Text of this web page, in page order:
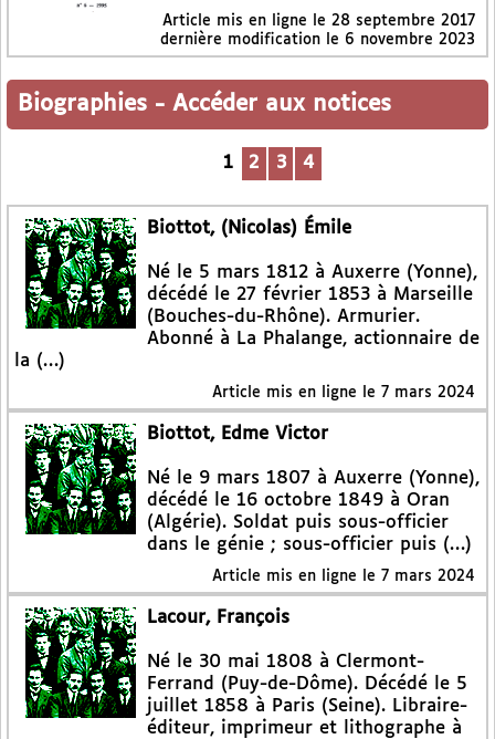
Article mis en ligne le 28 septembre 2017
dernière modification le 6 novembre 2023
Biographies - Accéder aux notices
1 2 3 4
Biottot, (Nicolas) Émile
Né le 5 mars 1812 à Auxerre (Yonne),
décédé le 27 février 1853 à Marseille
(Bouches-du-Rhône). Armurier.
Abonné à La Phalange, actionnaire de
la (…)
Article mis en ligne le 7 mars 2024
Biottot, Edme Victor
Né le 9 mars 1807 à Auxerre (Yonne),
décédé le 16 octobre 1849 à Oran
(Algérie). Soldat puis sous-officier
dans le génie ; sous-officier puis (…)
Article mis en ligne le 7 mars 2024
Lacour, François
Né le 30 mai 1808 à Clermont-
Ferrand (Puy-de-Dôme). Décédé le 5
juillet 1858 à Paris (Seine). Libraire-
éditeur, imprimeur et lithographe à